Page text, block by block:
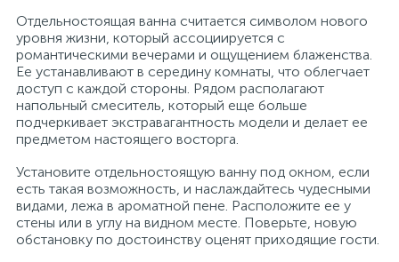
Отдельностоящая ванна считается символом нового
уровня жизни, который ассоциируется с
романтическими вечерами и ощущением блаженства.
Ее устанавливают в середину комнаты, что облегчает
доступ с каждой стороны. Рядом располагают
напольный смеситель, который еще больше
подчеркивает экстравагантность модели и делает ее
предметом настоящего восторга.
Установите отдельностоящую ванну под окном, если
есть такая возможность, и наслаждайтесь чудесными
видами, лежа в ароматной пене. Расположите ее у
стены или в углу на видном месте. Поверьте, новую
обстановку по достоинству оценят приходящие гости.